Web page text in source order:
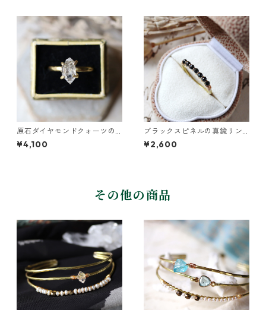
原石ダイヤモンドクォーツの
イヤーカフ/リング
¥4,100
ブラックスピネルの真鍮リン
グ
¥2,600
その他の商品